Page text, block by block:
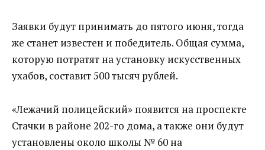
Заявки будут принимать до пятого июня, тогда
же станет известен и победитель. Общая сумма,
которую потратят на установку искусственных
ухабов, составит 500 тысяч рублей.
«Лежачий полицейский» появится на проспекте
Стачки в районе 202-го дома, а также они будут
установлены около школы № 60 на